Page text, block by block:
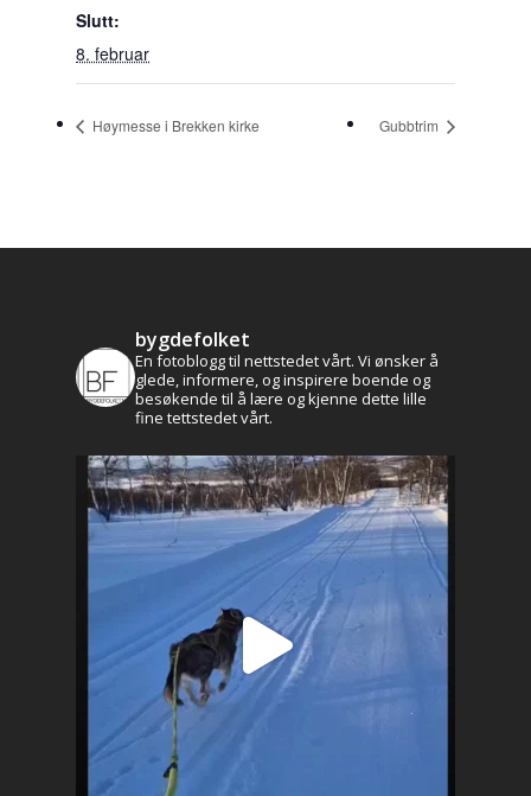
Slutt:
8. februar
Høymesse i Brekken kirke Gubbtrim
bygdefolket
En fotoblogg til nettstedet vårt. Vi ønsker å
glede, informere, og inspirere boende og
besøkende til å lære og kjenne dette lille
fine tettstedet vårt.
Aktuelt
Leve og bo